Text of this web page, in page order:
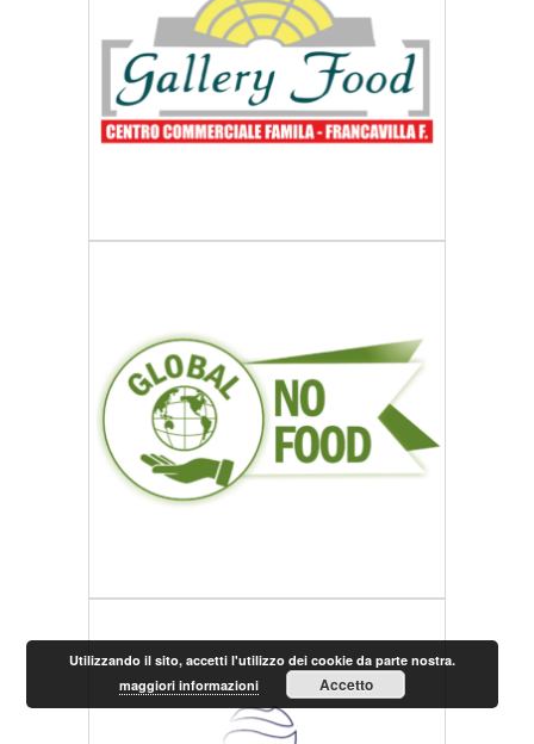
Utilizzando il sito, accetti l'utilizzo dei cookie da parte nostra.
maggiori informazioni
Accetto